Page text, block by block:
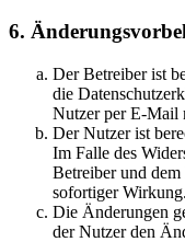
6.
Der Betreiber ist
die
Nutzer per E-Mail
Der Nutzer ist
Im Falle des
Betreiber und
sofortiger Wirkung.
Die Änderungen
der Nutzer den